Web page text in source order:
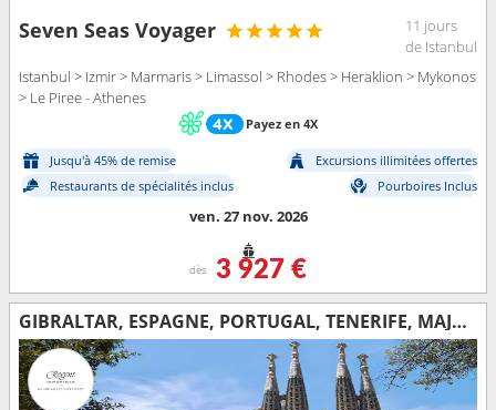
Seven Seas Voyager
11 jours
de Istanbul
Istanbul > Izmir > Marmaris > Limassol > Rhodes > Heraklion > Mykonos
> Le Piree - Athenes
Payez en 4X
Jusqu'à 45% de remise
Excursions illimitées offertes
Restaurants de spécialités inclus
Pourboires Inclus
ven. 27 nov. 2026
dès 3 927 €
GIBRALTAR, ESPAGNE, PORTUGAL, TENERIFE, MAJORQUE, LANZAROTE, MAROC